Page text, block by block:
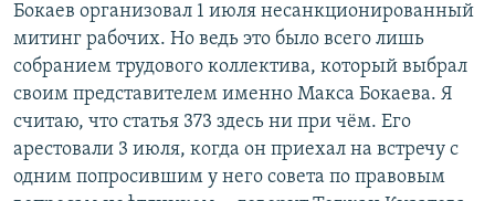
Бокаев организовал 1 июля несанкционированный
митинг рабочих. Но ведь это было всего лишь
собранием трудового коллектива, который выбрал
своим представителем именно Макса Бокаева. Я
считаю, что статья 373 здесь ни при чём. Его
арестовали 3 июля, когда он приехал на встречу с
одним попросившим у него совета по правовым